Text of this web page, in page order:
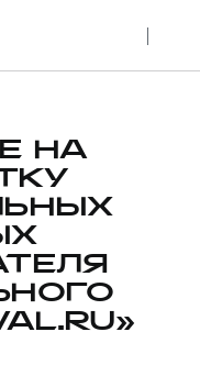
пикапы
НА